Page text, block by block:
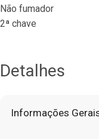
Não fumador
2ª chave
Detalhes
Informações